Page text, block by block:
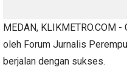
MEDAN, KLIKMETRO.COM
oleh Forum Jurnalis
berjalan dengan sukses.